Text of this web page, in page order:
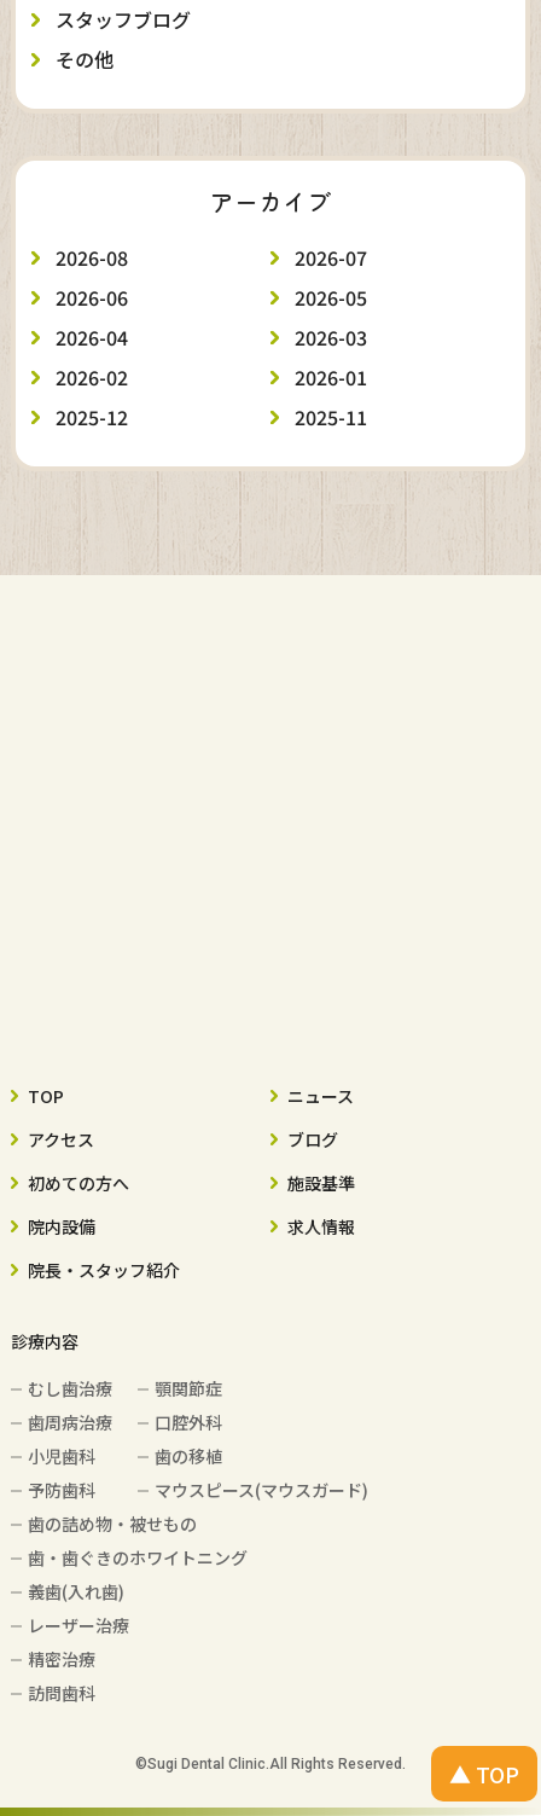
スタッフブログ
その他
アーカイブ
2026-08
2026-07
2026-06
2026-05
2026-04
2026-03
2026-02
2026-01
2025-12
2025-11
▲ TOP
TOP
アクセス
初めての方へ
院内設備
院長・スタッフ紹介
ニュース
ブログ
施設基準
求人情報
診療内容
むし歯治療
歯周病治療
小児歯科
予防歯科
顎関節症
口腔外科
歯の移植
マウスピース(マウスガード)
歯の詰め物・被せもの
歯・歯ぐきのホワイトニング
義歯(入れ歯)
レーザー治療
精密治療
訪問歯科
©️Sugi Dental Clinic.All Rights Reserved.